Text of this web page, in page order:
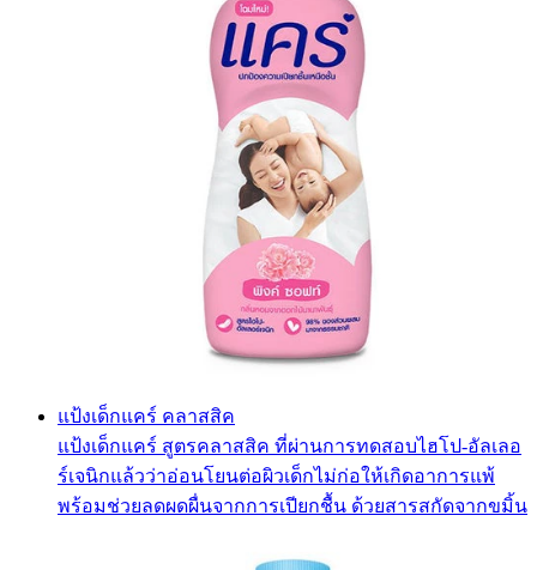
แป้งเด็กแคร์ คลาสสิค
แป้งเด็กแคร์ สูตรคลาสสิค ที่ผ่านการทดสอบไฮโป-อัลเลอ
ร์เจนิกแล้วว่าอ่อนโยนต่อผิวเด็กไม่ก่อให้เกิดอาการแพ้
พร้อมช่วยลดผดผื่นจากการเปียกชื้น ด้วยสารสกัดจากขมิ้น